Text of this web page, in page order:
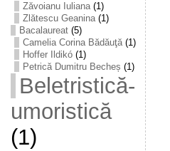
Zăvoianu Iuliana(1)
Zlătescu Geanina(1)
Bacalaureat(5)
Camelia Corina Bădăuţă(1)
Hoffer Ildikó(1)
Petrică Dumitru Becheș (1)
Beletristică-
umoristică
(1)